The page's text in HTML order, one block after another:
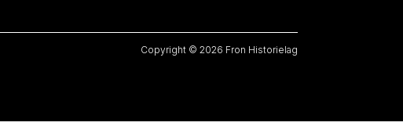
Copyright © 2026 Fron Historielag